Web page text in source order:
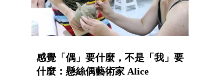
感覺「偶」要什麼，不是「我」要
什麼：懸絲偶藝術家 Alice